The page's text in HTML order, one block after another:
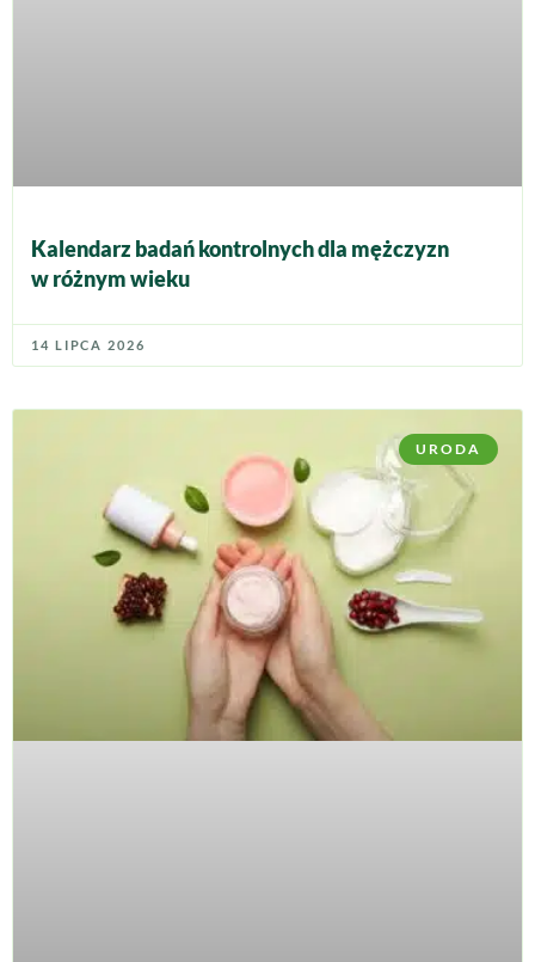
Kalendarz badań kontrolnych dla mężczyzn
w różnym wieku
14 LIPCA 2026
URODA